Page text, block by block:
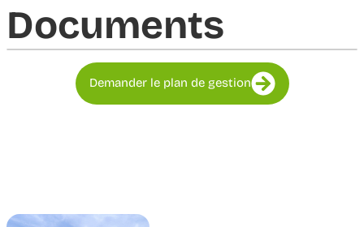
Documents​
Demander le plan de gestion